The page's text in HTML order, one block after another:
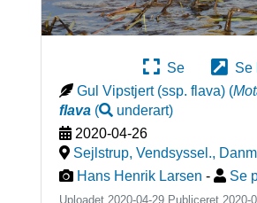
Se
Se
Gul Vipstjert (ssp. flava) (
flava( underart)
2020-04-26
Sejlstrup, Vendsyssel.,
Hans Henrik Larsen - Se
Uploadet 2020-04-29 Publiceret 2020-